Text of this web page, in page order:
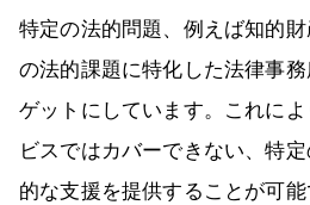
特定の法的問題、例えば知的
の法的課題に特化した法律事
ゲットにしています。これに
ビスではカバーできない、特
的な支援を提供することが可能